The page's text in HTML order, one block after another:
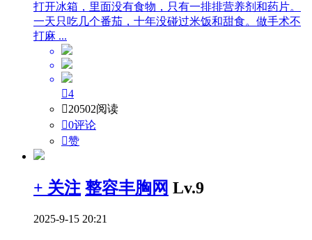
打开冰箱，里面没有食物，只有一排排营养剂和药片。
一天只吃几个番茄，十年没碰过米饭和甜食。做手术不
打麻 ...
4
20502阅读
0评论
赞
+ 关注 整容丰胸网 Lv.9
2025-9-15 20:21